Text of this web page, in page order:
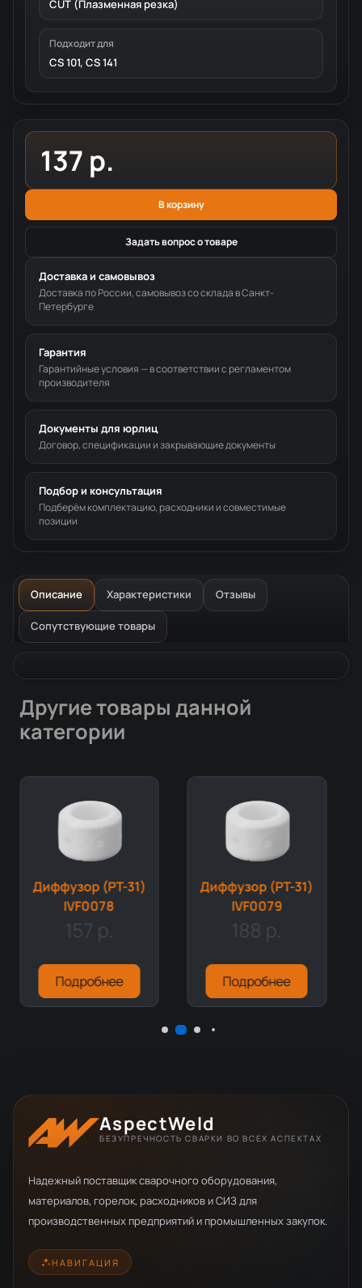
CUT (Плазменная резка)
Подходит для
CS 101, CS 141
137 р.
В корзину
Задать вопрос о товаре
Доставка и самовывоз
Доставка по России, самовывоз со склада в Санкт-
Петербурге
Гарантия
Гарантийные условия — в соответствии с регламентом
производителя
Документы для юрлиц
Договор, спецификации и закрывающие документы
Подбор и консультация
Подберём комплектацию, расходники и совместимые
позиции
Описание Характеристики Отзывы
Сопутствующие товары
Описание товара
Другие товары данной
категории
Диффузор (PT-31)
IVF0078
157 р.
Подробнее
Диффузор (PT-31)
IVF0079
188 р.
Подробнее
AspectWeld
БЕЗУПРЕЧНОСТЬ СВАРКИ ВО ВСЕХ АСПЕКТАХ
Надежный поставщик сварочного оборудования,
материалов, горелок, расходников и СИЗ для
производственных предприятий и промышленных закупок.
НАВИГАЦИЯ